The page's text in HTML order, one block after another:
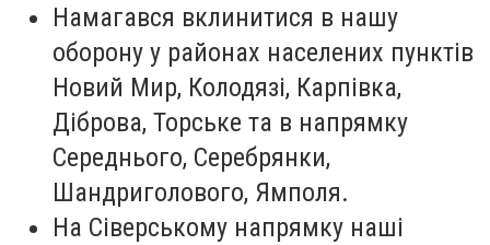
Намагався вклинитися в нашу
оборону у районах населених пунктів
Новий Мир, Колодязі, Карпівка,
Діброва, Торське та в напрямку
Середнього, Серебрянки,
Шандриголового, Ямполя.
На Сіверському напрямку наші